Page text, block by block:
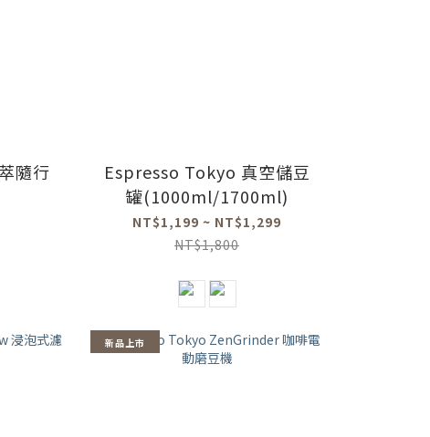
隨行
Espresso Tokyo 真空儲豆
罐(1000ml/1700ml)
NT$1,199 ~ NT$1,299
NT$1,800
新品上市